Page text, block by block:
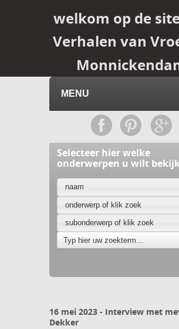
welkom op de
Verhalen van
MENU
Selecteer hier welke
onderwerpen u wilt
naam
onderwerp of klik zoek
subonderwerp of klik zoek
16 mei 2023 - Interview met
Dekker